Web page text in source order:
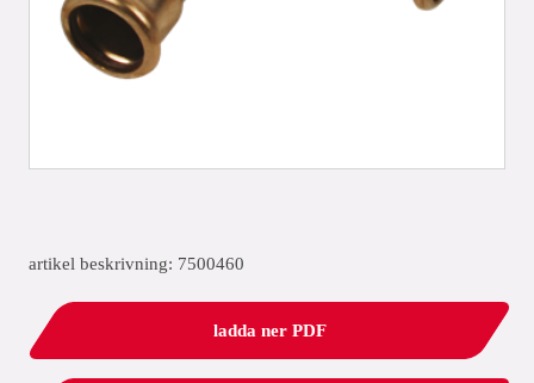
artikel beskrivning: 7500460
ladda ner PDF